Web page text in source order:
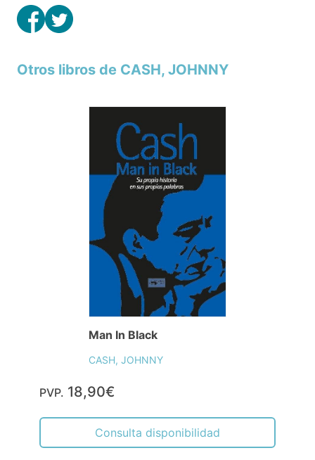
Otros libros de CASH, JOHNNY
Man In Black
CASH, JOHNNY
PVP. 18,90€
Consulta disponibilidad